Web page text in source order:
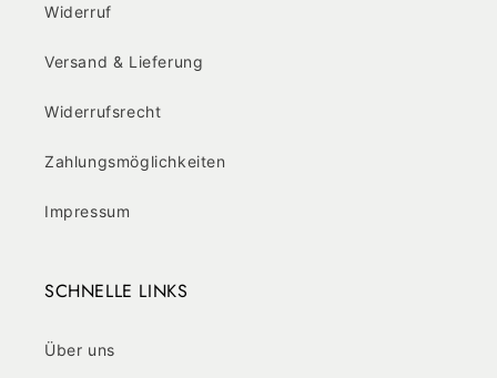
Widerruf
Versand & Lieferung
Widerrufsrecht
Zahlungsmöglichkeiten
Impressum
SCHNELLE LINKS
Über uns